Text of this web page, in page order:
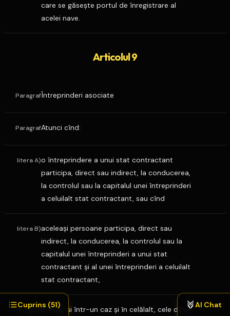
Cuprins (51)
care se găseşte portul de înregistrare al
acelei nave.
Articolul 9
ParagrafÎntreprinderi asociate
ParagrafAtunci cînd:
litera A)o întreprindere a unui stat contractant
participa, direct sau indirect, la conducerea,
la controlul sau la capitalul unei întreprinderi
a celuilalt stat contractant, sau cînd
litera B)aceleaşi persoane participa, direct sau
indirect, la conducerea, la controlul sau la
capitalul unei întreprinderi a unui stat
contractant şi al unei întreprinderi a celuilalt
stat contractant,
Paragrafşi cînd, şi într-un caz şi în celălalt, cele doua AI Chat